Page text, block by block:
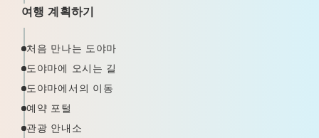
여행 계획하기
처음 만나는 도야마
도야마에 오시는 길
도야마에서의 이동
예약 포털
관광 안내소